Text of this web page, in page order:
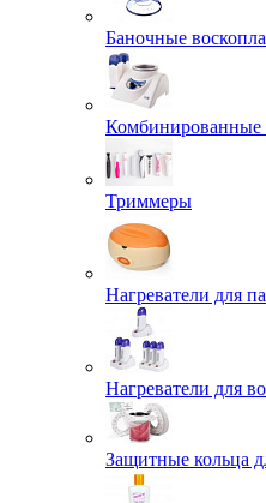
Баночные
Комбинированные
Триммеры
Нагреватели для
Нагреватели для
Защитные кольца